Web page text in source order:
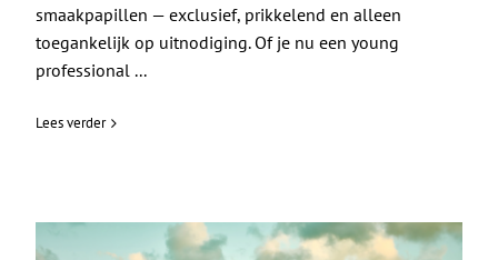
smaakpapillen — exclusief, prikkelend en alleen
toegankelijk op uitnodiging. Of je nu een young
professional ...
Lees verder